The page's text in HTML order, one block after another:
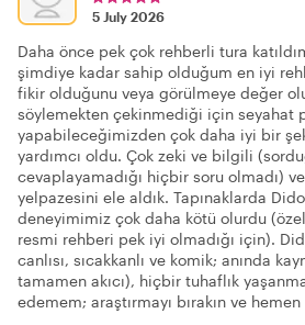
5 July 2026
Daha önce pek çok rehberli tura
şimdiye kadar sahip olduğum en iyi
fikir olduğunu veya görülmeye değer
söylemekten çekinmediği için seyahat
yapabileceğimizden çok daha iyi bir
yardımcı oldu. Çok zeki ve bilgili
cevaplayamadığı hiçbir soru olmadı)
yelpazesini ele aldık. Tapınaklarda
deneyimimiz çok daha kötü olurdu
resmi rehberi pek iyi olmadığı için).
canlısı, sıcakkanlı ve komik; anında
tamamen akıcı), hiçbir tuhaflık
edemem; araştırmayı bırakın ve